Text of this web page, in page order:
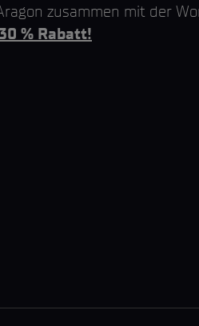
zusammen mit der
% Rabatt!